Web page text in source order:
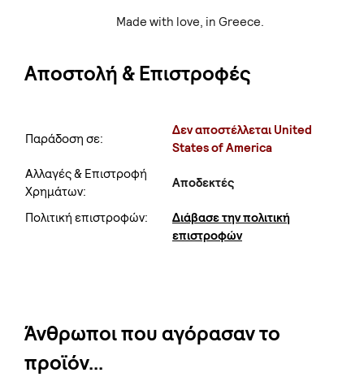
Made with love, in Greece.
Αποστολή & Επιστροφές
Παράδοση σε:
Δεν αποστέλλεται United
States of America
Αλλαγές & Επιστροφή
Χρημάτων:
Αποδεκτές
Πολιτική επιστροφών:
Διάβασε την πολιτική
επιστροφών
Άνθρωποι που αγόρασαν το
προϊόν...